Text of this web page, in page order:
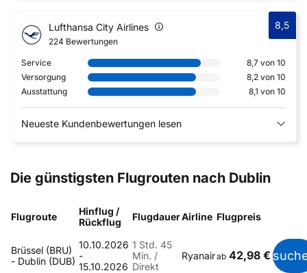
Lufthansa City Airlines
224 Bewertungen
8,5
Service
8,7 von 10
Versorgung
8,2 von 10
Ausstattung
8,1 von 10
Neueste Kundenbewertungen lesen
Die günstigsten Flugrouten nach Dublin
Flugroute
Hinflug /
Rückflug
FlugdauerAirline Flugpreis
Brüssel (BRU)
- Dublin (DUB)
10.10.2026
-
15.10.2026
1 Std. 45
Min. /
Direkt
Ryanairab 42,98 €